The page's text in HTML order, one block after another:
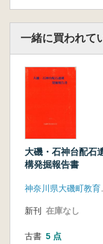
一緒に買われて
大磯・石神台配石
構発掘報告書
神
新刊 在庫なし
古書 5 点